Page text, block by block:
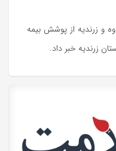
و زرندیه از پوشش بیمه